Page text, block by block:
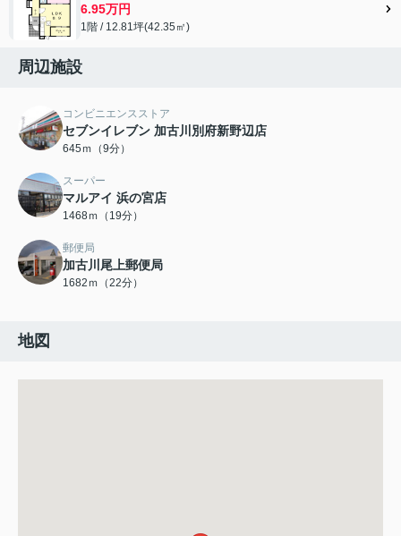
6.95万円
1階 / 12.81坪(42.35㎡)
周辺施設
コンビニエンスストア
セブンイレブン 加古川別府新野辺店
645ｍ（9分）
スーパー
マルアイ 浜の宮店
1468ｍ（19分）
郵便局
加古川尾上郵便局
1682ｍ（22分）
地図